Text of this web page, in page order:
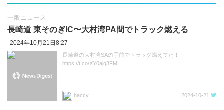
一般ニュース
長崎道 東そのぎIC〜大村湾PA間でトラック燃える
2024年10月21日8:27
長崎道の大村湾SAの手前でトラック燃えてた！！
https://t.co/XY0ajq3FML
haccy 2024-10-21